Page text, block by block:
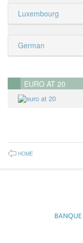
Luxembourg
German
EURO AT 20
HOME